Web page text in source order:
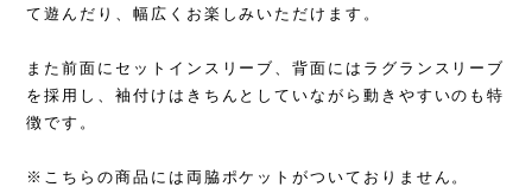
て遊んだり、幅広くお楽しみいただけます。
また前面にセットインスリーブ、背面にはラグランスリーブ
を採用し、袖付けはきちんとしていながら動きやすいのも特
徴です。
※こちらの商品には両脇ポケットがついておりません。